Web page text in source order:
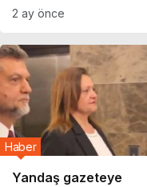
medyaya operasyon:
engeli getirildi
2 ay önce
Yandaş gazeteye
Haber